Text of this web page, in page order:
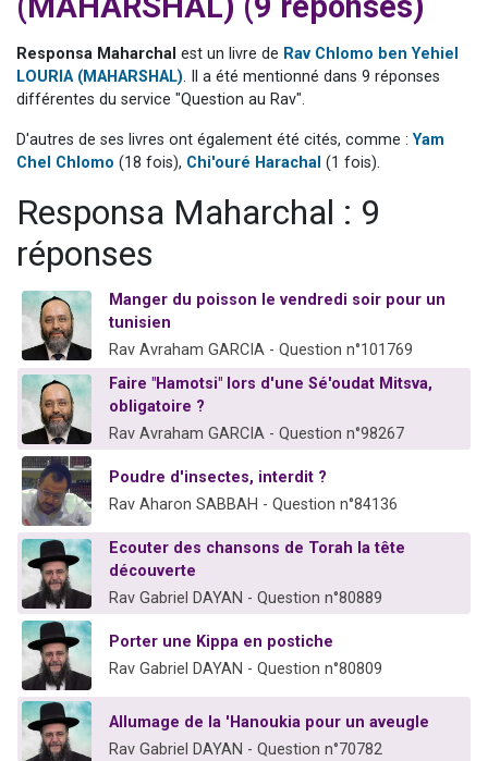
30 personnes viennent de faire un don pour Sauvez la jambe de Yohan
Il reste 49 places pour étudier en groupe sur Zoom
29 personnes viennent de demander une bénédiction
Responsa Maharchal est un livre de Rav Chlomo ben Yehiel
LOURIA (MAHARSHAL). Il a été mentionné dans 9 réponses
différentes du service "Question au Rav".
D'autres de ses livres ont également été cités, comme : Yam
Chel Chlomo (18 fois), Chi'ouré Harachal (1 fois).
Responsa Maharchal : 9
réponses
Manger du poisson le vendredi soir pour un
tunisien
Rav Avraham GARCIA - Question n°101769
Faire "Hamotsi" lors d'une Sé'oudat Mitsva,
obligatoire ?
Rav Avraham GARCIA - Question n°98267
Poudre d'insectes, interdit ?
Rav Aharon SABBAH - Question n°84136
Ecouter des chansons de Torah la tête
découverte
Rav Gabriel DAYAN - Question n°80889
Porter une Kippa en postiche
Rav Gabriel DAYAN - Question n°80809
Allumage de la 'Hanoukia pour un aveugle
Rav Gabriel DAYAN - Question n°70782